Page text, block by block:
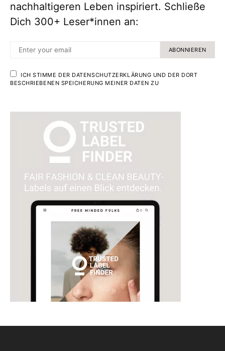
nachhaltigeren Leben inspiriert. Schließe
Dich 300+ Leser*innen an:
ABONNIEREN
ICH STIMME DER DATENSCHUTZERKLÄRUNG UND DER DORT
BESCHRIEBENEN SPEICHERUNG MEINER DATEN ZU